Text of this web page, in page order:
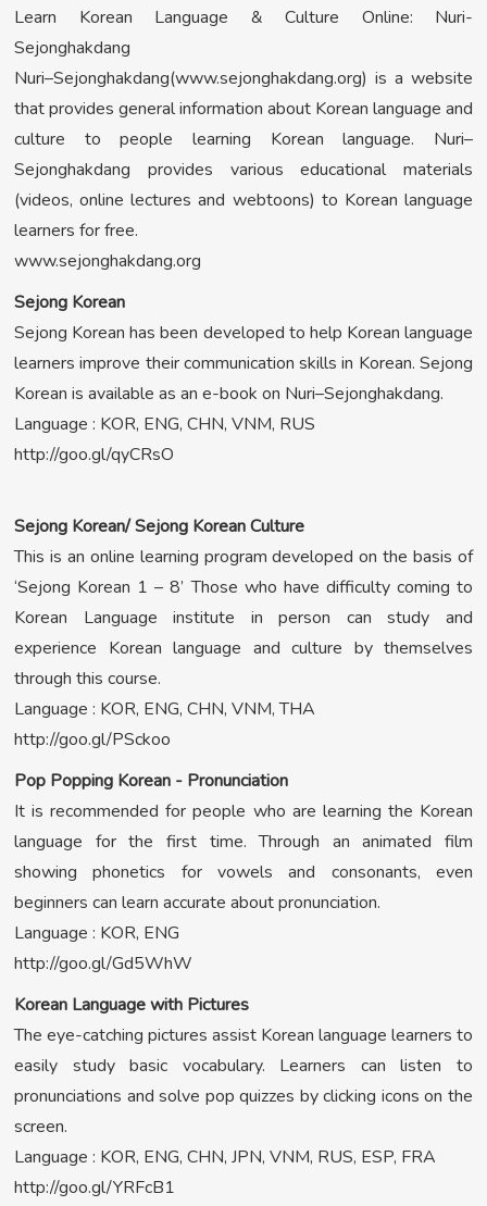
Learn Korean Language & Culture Online: Nuri-
Sejonghakdang
Nuri–Sejonghakdang(www.sejonghakdang.org) is a website
that provides general information about Korean language and
culture to people learning Korean language. Nuri–
Sejonghakdang provides various educational materials
(videos, online lectures and webtoons) to Korean language
learners for free.
www.sejonghakdang.org
Sejong Korean
Sejong Korean has been developed to help Korean language
learners improve their communication skills in Korean. Sejong
Korean is available as an e-book on Nuri–Sejonghakdang.
Language : KOR, ENG, CHN, VNM, RUS
http://goo.gl/qyCRsO
Sejong Korean/ Sejong Korean Culture
This is an online learning program developed on the basis of
‘Sejong Korean 1 – 8’ Those who have difficulty coming to
Korean Language institute in person can study and
experience Korean language and culture by themselves
through this course.
Language : KOR, ENG, CHN, VNM, THA
http://goo.gl/PSckoo
Pop Popping Korean - Pronunciation
It is recommended for people who are learning the Korean
language for the first time. Through an animated film
showing phonetics for vowels and consonants, even
beginners can learn accurate about pronunciation.
Language : KOR, ENG
http://goo.gl/Gd5WhW
Korean Language with Pictures
The eye-catching pictures assist Korean language learners to
easily study basic vocabulary. Learners can listen to
pronunciations and solve pop quizzes by clicking icons on the
screen.
Language : KOR, ENG, CHN, JPN, VNM, RUS, ESP, FRA
http://goo.gl/YRFcB1